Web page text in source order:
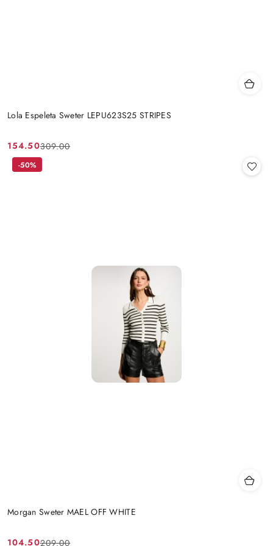
Lola Espeleta Sweter LEPU623S25 STRIPES
Cena
promocyjna:
154.50
Cena
przed
309.00
Morgan Sweter MAEL OFF WHITE
104.50209.00
-50%